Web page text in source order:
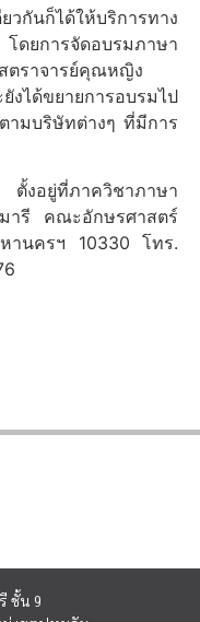
นก็ได้ให้บริการทาง
ดยการจัดอบรมภาษา
ตราจารย์คุณหญิง
งได้ขยายการอบรมไป
ามบริษัทต่างๆ ที่มีการ
งอยู่ที่ภาควิชาภาษา
ารี คณะอักษรศาสตร์
านครฯ 10330 โทร.
ชั้น 9